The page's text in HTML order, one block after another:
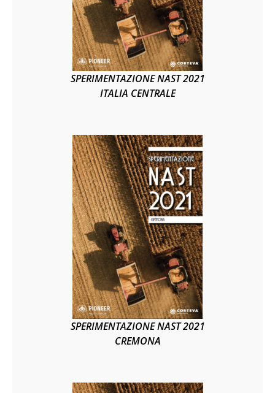
SPERIMENTAZIONE NAST 2021
ITALIA CENTRALE
SPERIMENTAZIONE NAST 2021
CREMONA